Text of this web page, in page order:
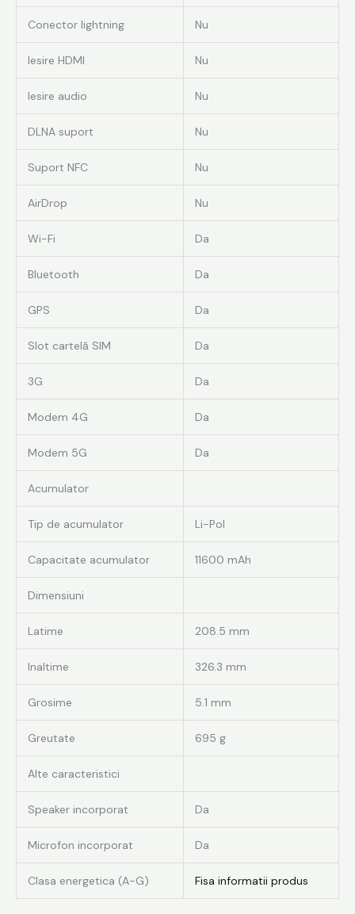
Conector lightning Nu
Iesire HDMI Nu
Iesire audio Nu
DLNA suport Nu
Suport NFC Nu
AirDrop Nu
Wi-Fi Da
Bluetooth Da
GPS Da
Slot cartelă SIM Da
3G Da
Modem 4G Da
Modem 5G Da
Acumulator
Tip de acumulator Li-Pol
Capacitate acumulator 11600 mAh
Dimensiuni
Latime 208.5 mm
Inaltime 326.3 mm
Grosime 5.1 mm
Greutate 695 g
Alte caracteristici
Speaker incorporat Da
Microfon incorporat Da
Clasa energetica (A-G) Fisa informatii produs